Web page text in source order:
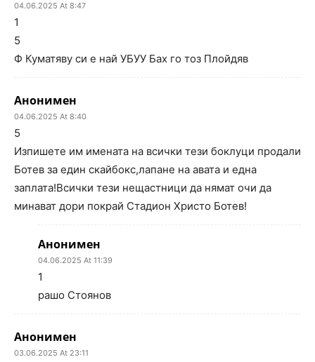
04.06.2025 At 8:47
1
5
Ф Куматяву си е най УБУУ Бах го тоз Плойдяв
Анонимен
04.06.2025 At 8:40
5
Изпишете им имената на всички тези боклуци продали
Ботев за един скайбокс,лапане на авата и една
заплата!Всички тези нещастници да нямат очи да
минават дори покрай Стадион Христо Ботев!
Анонимен
04.06.2025 At 11:39
1
рашо Стоянов
Анонимен
03.06.2025 At 23:11